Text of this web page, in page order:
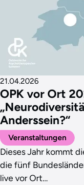
OPK vor Ort
Anderssein?“
21.04.2026
Veranstaltungen
Dieses Jahr kommt
die fünf
live vor Ort…